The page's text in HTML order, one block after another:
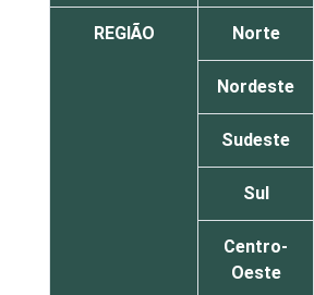
REGIÃO Norte
Nordeste
Sudeste
Sul
Centro-
Oeste